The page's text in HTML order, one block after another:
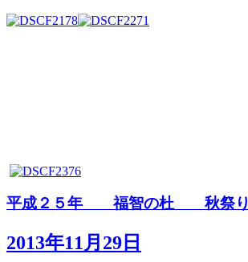
平成２５年 福智の杜 秋祭り
2013年11月29日